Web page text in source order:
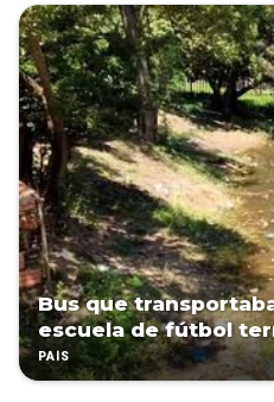
Bus que
escuela de fútbol
PAÍS